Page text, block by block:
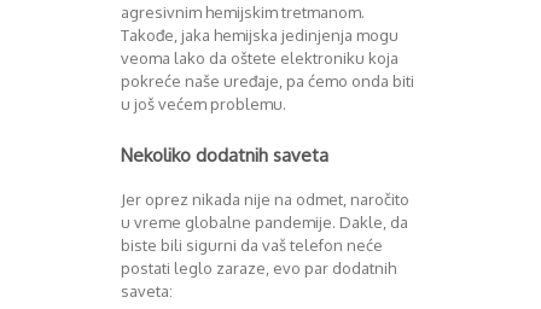
agresivnim hemijskim tretmanom.
Takođe, jaka hemijska jedinjenja mogu
veoma lako da oštete elektroniku koja
pokreće naše uređaje, pa ćemo onda biti
u još većem problemu.
Nekoliko dodatnih saveta
Jer oprez nikada nije na odmet, naročito
u vreme globalne pandemije. Dakle, da
biste bili sigurni da vaš telefon neće
postati leglo zaraze, evo par dodatnih
saveta: